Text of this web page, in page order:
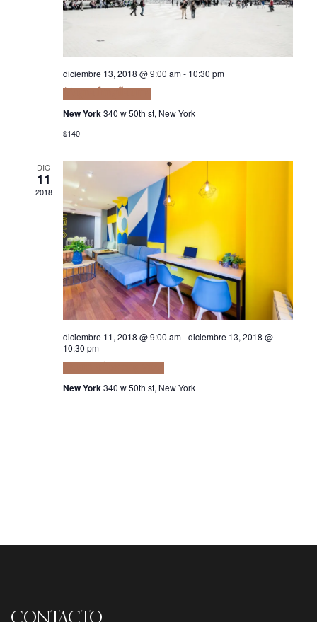
diciembre 13, 2018 @ 9:00 am- 10:30 pm
New York340 w 50th st, New York
$140
DIC
11
2018
diciembre 11, 2018 @ 9:00 am-diciembre 13, 2018 @
10:30 pm
New York340 w 50th st, New York
CONTACTO